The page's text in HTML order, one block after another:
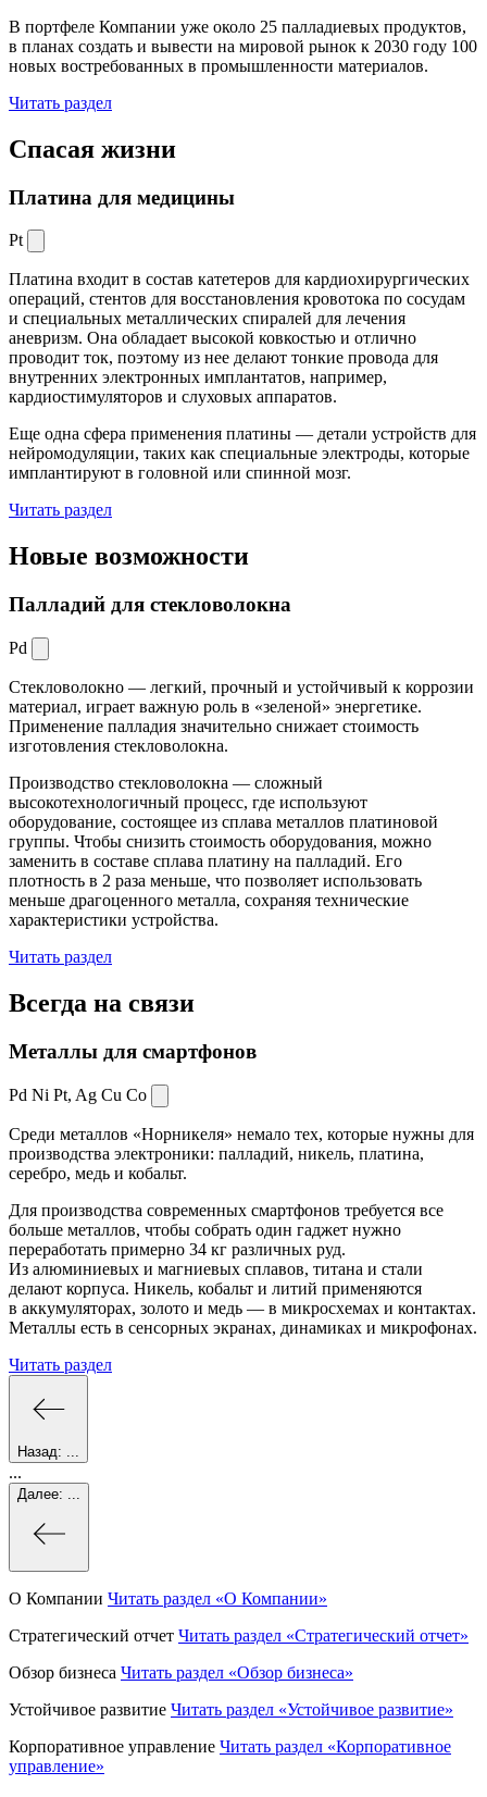
В портфеле Компании уже около 25 палладиевых продуктов,
в планах создать и вывести на мировой рынок к 2030 году 100
новых востребованных в промышленности материалов.
Читать раздел
Спасая жизни
Платина для медицины
Pt
Платина входит в состав катетеров для кардиохирургических
операций, стентов для восстановления кровотока по сосудам
и специальных металлических спиралей для лечения
аневризм. Она обладает высокой ковкостью и отлично
проводит ток, поэтому из нее делают тонкие провода для
внутренних электронных имплантатов, например,
кардиостимуляторов и слуховых аппаратов.
Еще одна сфера применения платины — детали устройств для
нейромодуляции, таких как специальные электроды, которые
имплантируют в головной или спинной мозг.
Читать раздел
Новые возможности
Палладий для стекловолокна
Pd
Стекловолокно — легкий, прочный и устойчивый к коррозии
материал, играет важную роль в «зеленой» энергетике.
Применение палладия значительно снижает стоимость
изготовления стекловолокна.
Производство стекловолокна — сложный
высокотехнологичный процесс, где используют
оборудование, состоящее из сплава металлов платиновой
группы. Чтобы снизить стоимость оборудования, можно
заменить в составе сплава платину на палладий. Его
плотность в 2 раза меньше, что позволяет использовать
меньше драгоценного металла, сохраняя технические
характеристики устройства.
Читать раздел
Всегда на связи
Металлы для смартфонов
Pd Ni Pt, Ag Cu Co
Среди металлов «Норникеля» немало тех, которые нужны для
производства электроники: палладий, никель, платина,
серебро, медь и кобальт.
Для производства современных смартфонов требуется все
больше металлов, чтобы собрать один гаджет нужно
переработать примерно 34 кг различных руд.
Из алюминиевых и магниевых сплавов, титана и стали
делают корпуса. Никель, кобальт и литий применяются
в аккумуляторах, золото и медь — в микросхемах и контактах.
Металлы есть в сенсорных экранах, динамиках и микрофонах.
Читать раздел
Назад:
...
Далее:
О Компании Читать раздел «О Компании»
Стратегический отчет Читать раздел «Стратегический отчет»
Обзор бизнеса Читать раздел «Обзор бизнеса»
Устойчивое развитие Читать раздел «Устойчивое развитие»
Корпоративное управление Читать раздел «Корпоративное
управление»